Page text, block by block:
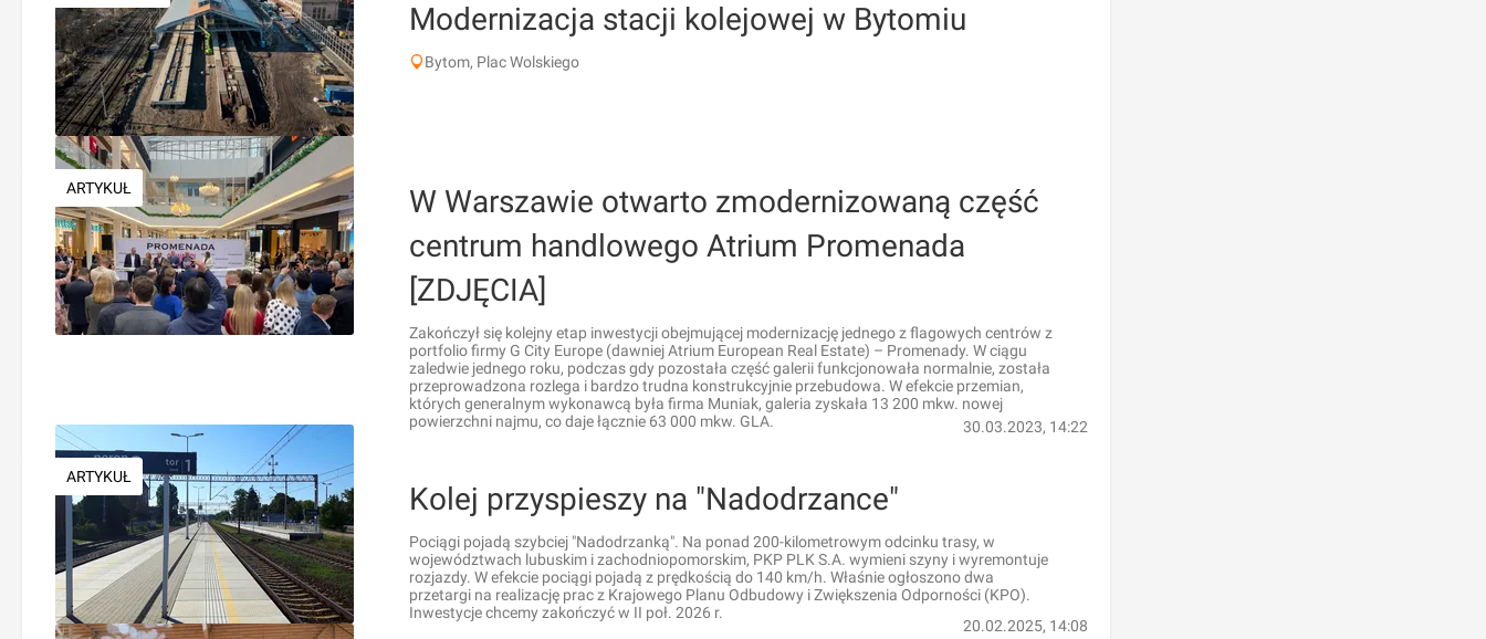
Modernizacja stacji kolejowej w Bytomiu
Bytom, Plac Wolskiego
ARTYKUŁ
W Warszawie otwarto zmodernizowaną część
centrum handlowego Atrium Promenada
[ZDJĘCIA]
Zakończył się kolejny etap inwestycji obejmującej modernizację jednego z flagowych centrów z
portfolio firmy G City Europe (dawniej Atrium European Real Estate) – Promenady. W ciągu
zaledwie jednego roku, podczas gdy pozostała część galerii funkcjonowała normalnie, została
przeprowadzona rozlega i bardzo trudna konstrukcyjnie przebudowa. W efekcie przemian,
których generalnym wykonawcą była firma Muniak, galeria zyskała 13 200 mkw. nowej
powierzchni najmu, co daje łącznie 63 000 mkw. GLA.
30.03.2023, 14:22
ARTYKUŁ
Kolej przyspieszy na "Nadodrzance"
Pociągi pojadą szybciej "Nadodrzanką". Na ponad 200-kilometrowym odcinku trasy, w
województwach lubuskim i zachodniopomorskim, PKP PLK S.A. wymieni szyny i wyremontuje
rozjazdy. W efekcie pociągi pojadą z prędkością do 140 km/h. Właśnie ogłoszono dwa
przetargi na realizację prac z Krajowego Planu Odbudowy i Zwiększenia Odporności (KPO).
Inwestycje chcemy zakończyć w II poł. 2026 r.
20.02.2025, 14:08